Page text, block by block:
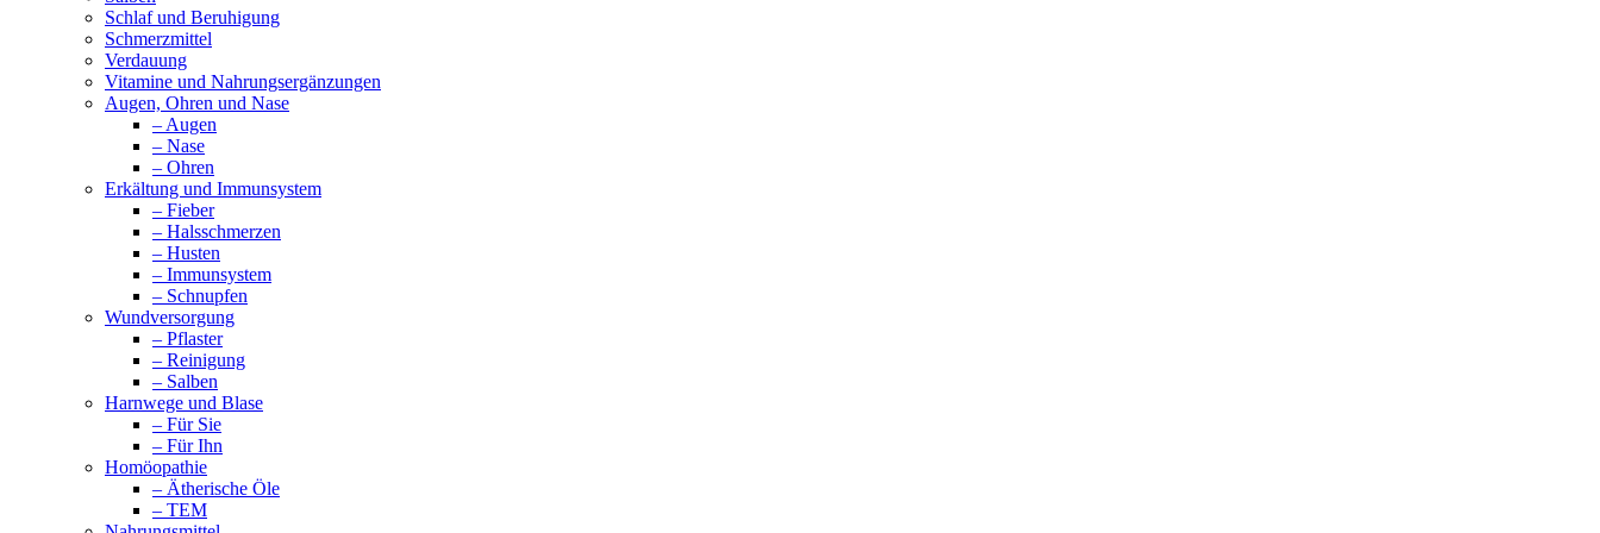
Schlaf und Beruhigung
Schmerzmittel
Verdauung
Vitamine und Nahrungsergänzungen
Augen, Ohren und Nase
– Augen
– Nase
– Ohren
Erkältung und Immunsystem
– Fieber
– Halsschmerzen
– Husten
– Immunsystem
– Schnupfen
Wundversorgung
– Pflaster
– Reinigung
– Salben
Harnwege und Blase
– Für Sie
– Für Ihn
Homöopathie
– Ätherische Öle
– TEM